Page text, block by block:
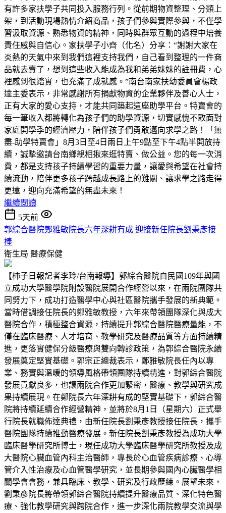
有許多家扶學子共同投入服務行列。從前期物資整理、分類上
架，到活動現場熱情介紹商品，孩子們參與實際參與，不僅學
習汲取資源、熟悉物資的精神，同時與群眾互動的過程中培養
責任感與自信心。家扶學子小齊（化名）分享：“謝謝大家在
炎熱的天氣中來到我們這裡支持我們，自己看到整理的一件商
品就去賣了，想到這些收入能成為我和弟弟妹妹的註冊費，心
裡感到很踏實，也充滿了成就感。”南台南家扶幼委員會楊政
達主委表示，非常感謝所有捐獻物資的企業夥伴及善心人士，
正有大家的愛心支持，才能共同築起這座助學平台。特賣會的
每一筆收入都將轉化為孩子們的助學資源，切實感愧不敢面對
家庭開學季的經濟壓力，陪伴孩子們勇敢邁向求學之路！「無
盡-助學特賣會」8月3日至4日兩日上午9點至下午4點半開放持
續，誠摯邀請台南鄉親相揪來逛特賣、做公益。您的每一次消
費，都是支持孩子持續學習的重要力量，讓愛與希望在社會持
續流動，陪伴更多孩子跨越成長路上的難關、讓求學之路走得
更遠，迎向充滿希望的無盡未來！
繼續閱讀
5天前
郭綜合醫院鄭雅敏院長六年深耕有成 迎接新任院長劉秉彥接
棒
衛生局 醫療保健
【柿子日報記者李玲/台南報導】郭綜合醫院自民國109年與國
立成功大學醫學院附設醫院展開合作經營以來，在兩院團隊共
同努力下，成功打造醫學中心與社區醫院攜手發展的新典範。
當時借調接任院長的鄭雅敏教授，六年來帶領團隊深化與成大
醫院合作，積極整合資源，持續提升郭綜合醫院醫療量能，不
僅在臨床醫療、人才培育、教學研究及醫療品質等方面持續精
進，更落實健保分級醫療與雙向轉診政策，為郭綜合醫院永續
發展奠定堅實基礎。郭宗正總裁表示，鄭雅敏院長任內以專
業、務實與溫暖的領導風格帶領團隊持續精進，對郭綜合醫院
發展貢獻良多，也讓兩院合作更加緊密，醫療、教學與研究成
果持續展現。在鄭院長六年深耕有成的堅實基礎下，郭綜合醫
院將持續延續合作經營精神，並將於8月1日（星期六）正式舉
行院長就職佈達典禮，由新任院長劉秉彥教授接任院長，攜手
醫院團隊持續推動醫療發展。新任院長劉秉彥教授為成功大學
臨床醫學研究所博士，現任成功大學臨床醫學研究所教授及成
大醫院心臟血管內科主治醫師，專長於心血管疾病診療、心導
管介入性治療及心血管醫學研究，並長期參與國內心臟醫學相
關學會會務，兼具臨床、教學、研究及行政歷練。展望未來，
劉秉彥院長將帶領郭綜合醫院持續提升醫療品質、深化特色醫
療、強化教學研究與跨院合作，進一步深化兩院教學交流與學